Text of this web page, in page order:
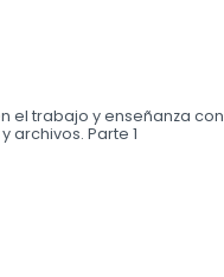
el trabajo y enseñanza con
archivos. Parte 1